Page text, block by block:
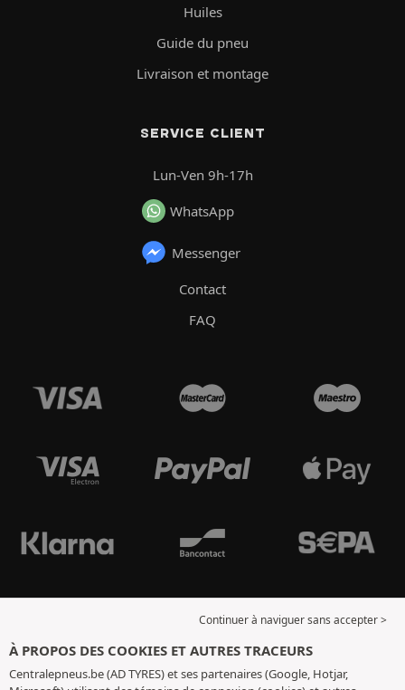
Huiles
Guide du pneu
Livraison et montage
SERVICE CLIENT
Lun-Ven 9h-17h
WhatsApp
Messenger
Contact
FAQ
Continuer à naviguer sans accepter >
À PROPOS DES COOKIES ET AUTRES TRACEURS
Centralepneus.be (AD TYRES) et ses partenaires (Google, Hotjar,